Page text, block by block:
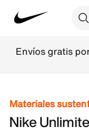
Envíos gratis
Materiales
Nike